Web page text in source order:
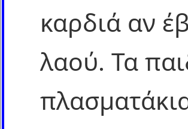
καρδιά αν
λαού. Τα